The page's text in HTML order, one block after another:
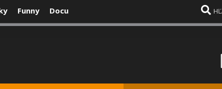
Funny Docu